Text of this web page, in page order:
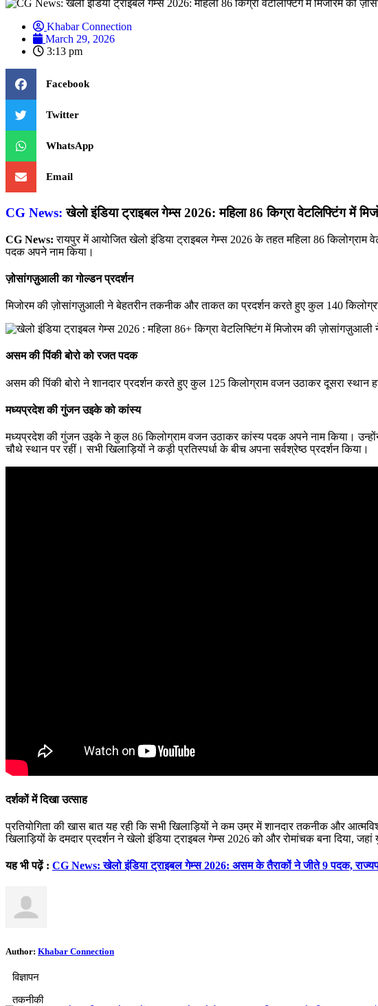
Khabar Connection
March 29, 2026
3:13 pm
Facebook
Twitter
WhatsApp
Email
CG News:खेलो इंडिया ट्राइबल गेम्स 2026: महिला 86 किग्रा वेटलिफ्टिंग में
CG News: रायपुर में आयोजित खेलो इंडिया ट्राइबल गेम्स 2026 के तहत महिला 86 किलोग्राम
पदक अपने नाम किया।
ज़ोसांगज़ुआली का गोल्डन प्रदर्शन
मिजोरम की ज़ोसांगज़ुआली ने बेहतरीन तकनीक और ताकत का प्रदर्शन करते हुए कुल 140
असम की पिंकी बोरो को रजत पदक
असम की पिंकी बोरो ने शानदार प्रदर्शन करते हुए कुल 125 किलोग्राम वजन उठाकर दूसरा
मध्यप्रदेश की गुंजन उइके को कांस्य
मध्यप्रदेश की गुंजन उइके ने कुल 86 किलोग्राम वजन उठाकर कांस्य पदक अपने नाम किया।
चौथे स्थान पर रहीं। सभी खिलाड़ियों ने कड़ी प्रतिस्पर्धा के बीच अपना सर्वश्रेष्ठ प्रदर्शन किया।
दर्शकों में दिखा उत्साह
प्रतियोगिता की खास बात यह रही कि सभी खिलाड़ियों ने कम उम्र में शानदार तकनीक और
खिलाड़ियों के दमदार प्रदर्शन ने खेलो इंडिया ट्राइबल गेम्स 2026 को और रोमांचक बना दिया,
यह भी पढ़ें : CG News: खेलो इंडिया ट्राइबल गेम्स 2026: असम के तैराकों ने जीते 9 पदक,
Author: Khabar Connection
विज्ञापन
तकनीकी